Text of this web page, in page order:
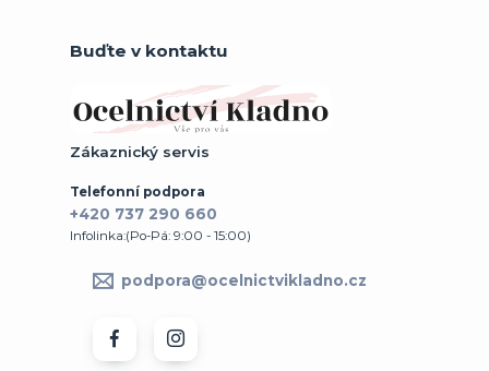
Buďte v kontaktu
Zákaznický servis
Telefonní podpora
+420 737 290 660
Infolinka:(Po-Pá: 9:00 - 15:00)
podpora@ocelnictvikladno.cz